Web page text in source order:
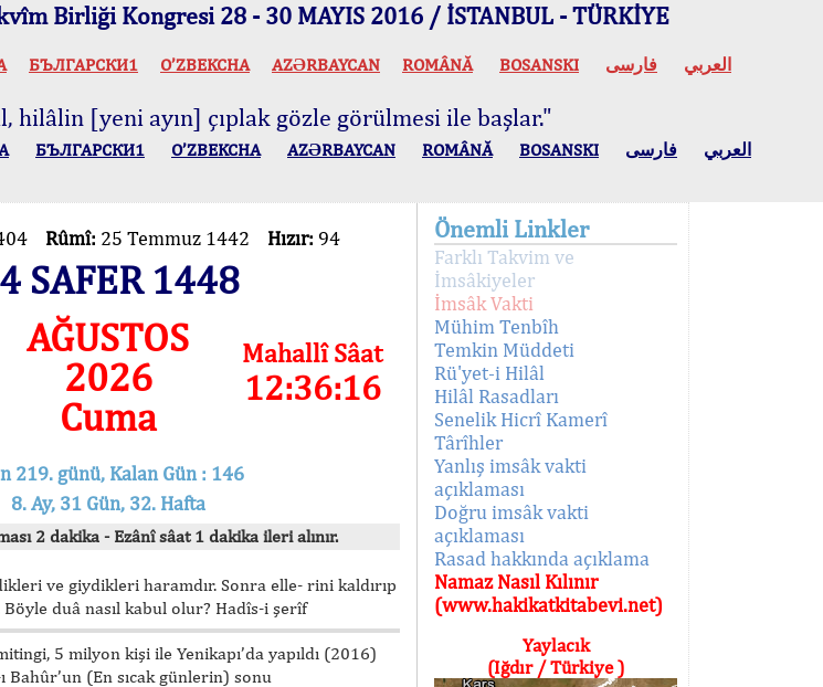
Birliği Kongresi 28 - 30 MAYIS 2016 / İSTANBUL - TÜRKİYE
БЪЛГАРСКИ1 O’ZBEKCHA AZӘRBAYCAN ROMÂNĂ BOSANSKI العربي فارسی
hilâlin [yeni ayın] çıplak gözle görülmesi ile başlar."
БЪЛГАРСКИ1 O’ZBEKCHA AZӘRBAYCAN ROMÂNĂ BOSANSKI العربي فارسی
Rûmî: 25 Temmuz 1442 Hızır: 94
SAFER 1448
AĞUSTOS
2026
Cuma
Mahallî Sâat
12:36:16
219. günü, Kalan Gün : 146
8. Ay, 31 Gün, 32. Hafta
2 dakika - Ezânî sâat 1 dakika ileri alınır.
ve giydikleri haramdır. Sonra elle- rini kaldırıp
duâ nasıl kabul olur? Hadîs-i şerîf
5 milyon kişi ile Yenikapı’da yapıldı (2016)
Bahûr’un (En sıcak günlerin) sonu
Önemli Linkler
Farklı Takvim ve
İmsâkiyeler
İmsâk Vakti
Mühim Tenbîh
Temkin Müddeti
Rü'yet-i Hilâl
Hilâl Rasadları
Senelik Hicrî Kamerî
Târîhler
Yanlış imsâk vakti
açıklaması
Doğru imsâk vakti
açıklaması
Rasad hakkında açıklama
Namaz Nasıl Kılınır
(www.hakikatkitabevi.net)
Yaylacık
(Iğdır / Türkiye )